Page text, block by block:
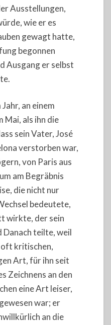
Ausstellungen,
wie er es
gewagt hatte,
begonnen
Ausgang er selbst
an einem
Mai, als ihn die
sein Vater, José
verstorben war,
von Paris aus
am Begräbnis
die nicht nur
bedeutete,
wirkte, der sein
Danach teilte, weil
oft kritischen,
Art, für ihn seit
Zeichnens an den
eine Art leiser,
war; er
an die